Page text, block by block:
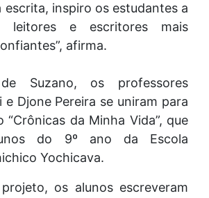
escrita, inspiro os estudantes a
leitores e escritores mais
afirma.
Suzano, os professores
e Djone Pereira se uniram para
da Minha Vida”, que
do 9º ano da Escola
Yochicava.
os alunos escreveram